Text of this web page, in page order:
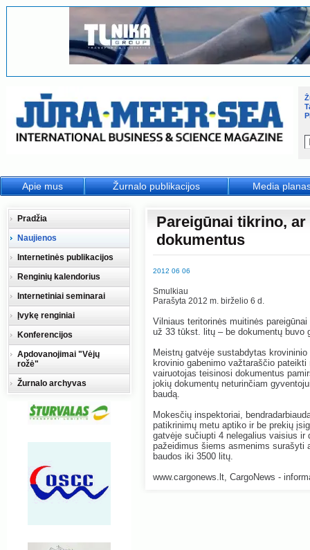
Pareigūnai tikrino,
dokumentus
2012 06 06
Smulkiau
Parašyta 2012 m. birželio 6 d.
Vilniaus teritorinės muitinės
už 33 tūkst. litų – be dokumentų buvo
Meistrų gatvėje sustabdytas
krovinio gabenimo važtaraščio
vairuotojas teisinosi dokumentus
jokių dokumentų neturinčiam
baudą.
Mokesčių inspektoriai,
patikrinimų metu aptiko ir be prekių
gatvėje sučiupti 4 nelegalius vaisius
pažeidimus šiems asmenims surašyti
baudos iki 3500 litų.
www.cargonews.lt, CargoNews -
Pradžia
Naujienos
Internetinės publikacijos
Renginių kalendorius
Internetiniai seminarai
Įvykę renginiai
Konferencijos
Apdovanojimai "Vėjų
rožė"
Žurnalo archyvas
Apie mus Žurnalo publikacijos Media